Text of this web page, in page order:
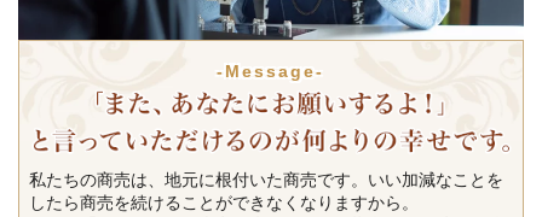
-Message-
私たちの商売は、地元に根付いた商売です。いい加減なことを
したら商売を続けることができなくなりますから。